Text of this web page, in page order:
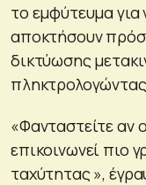
το εμφύτευμα για
αποκτήσουν
δικτύωσης
«Φανταστείτε αν
επικοινωνεί πιο
ταχύτητας »,